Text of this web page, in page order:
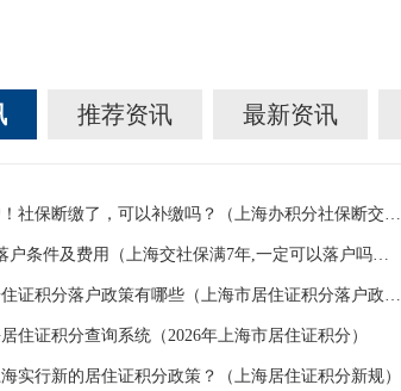
推荐资讯 最新资讯
上海积分落户！社保断缴了，可以补缴吗？（上海办积分社保断交需要重新计算吗）
上海7年社保落户条件及费用（上海交社保满7年,一定可以落户吗？）
2026年上海居住证积分落户政策有哪些（上海市居住证积分落户政策2026年）
住证积分查询系统（2026年上海市居住证积分）
实行新的居住证积分政策？（上海居住证积分新规）